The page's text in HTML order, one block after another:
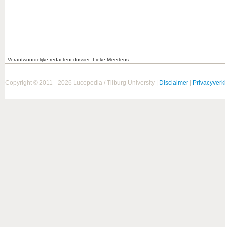
Verantwoordelijke redacteur dossier: Lieke Meertens
Copyright © 2011 - 2026 Lucepedia / Tilburg University | Disclaimer